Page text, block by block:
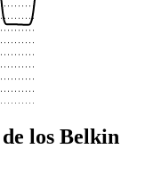
los Belkin